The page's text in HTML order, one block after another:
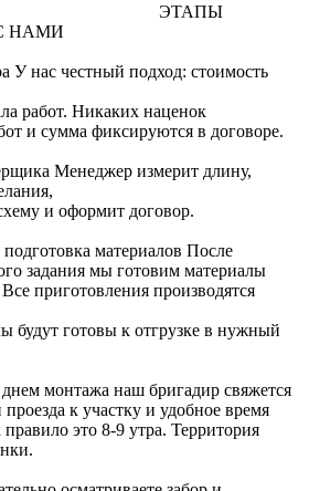
ЭТАПЫ
НАМИ
У нас честный подход: стоимость
работ. Никаких наценок
и сумма фиксируются в договоре.
Менеджер измерит длину,
и оформит договор.
материалов После
задания мы готовим материалы
приготовления производятся
будут готовы к отгрузке в нужный
монтажа наш бригадир свяжется
к участку и удобное время
это 8-9 утра. Территория